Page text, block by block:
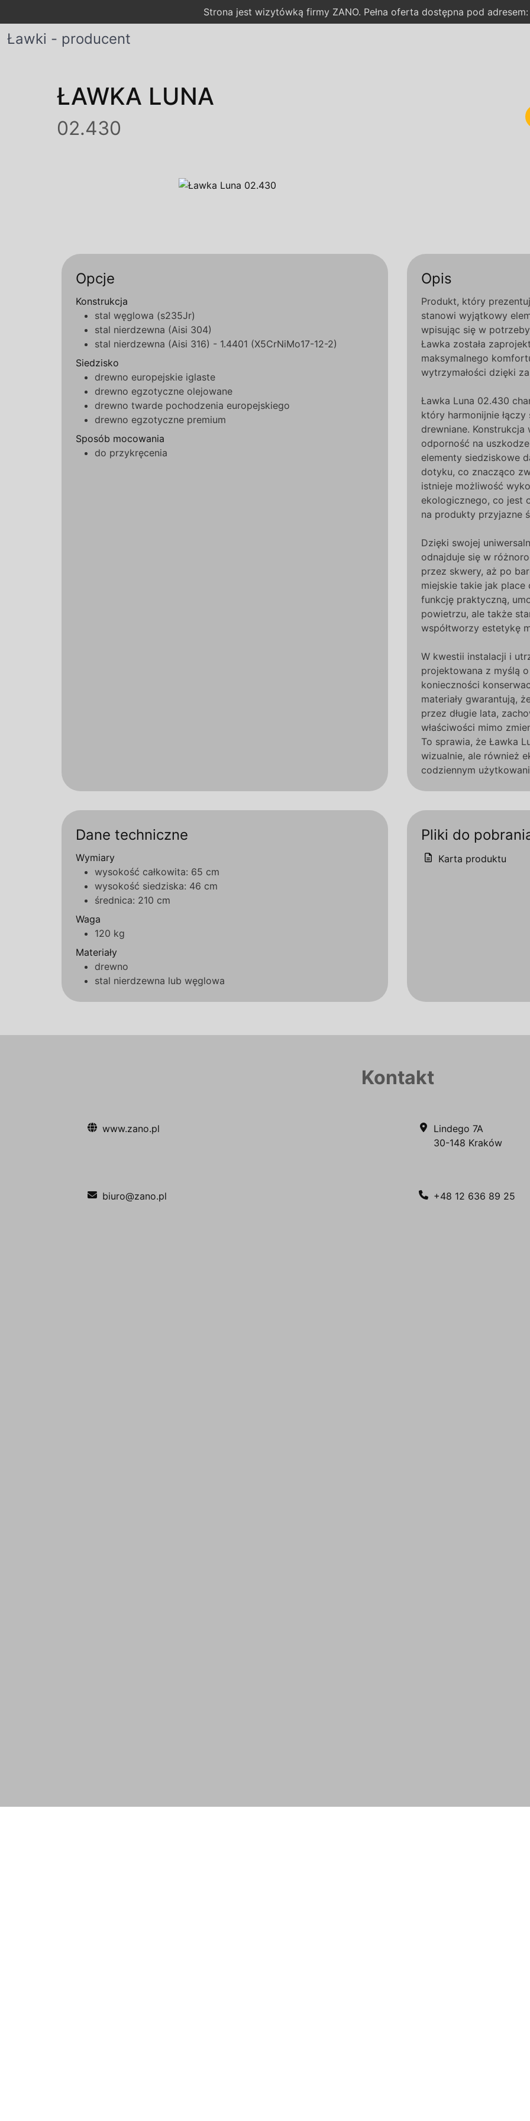
Strona jest wizytówką firmy ZANO. Pełna oferta dostępna pod
Ławki - producent
ŁAWKA LUNA
02.430
Opcje
Konstrukcja
stal węglowa (s235Jr)
stal nierdzewna (Aisi 304)
stal nierdzewna (Aisi 316) - 1.4401 (X5CrNiMo17-12-2)
Siedzisko
drewno europejskie iglaste
drewno egzotyczne olejowane
drewno twarde pochodzenia europejskiego
drewno egzotyczne premium
Sposób mocowania
do przykręcenia
Opis
Produkt, który
stanowi wyjątkowy
wpisując się w
Ławka została
maksymalnego
wytrzymałości dzięki
Ławka Luna 02.430
który harmonijnie
drewniane.
odporność na
elementy siedziskowe
dotyku, co znacząco
istnieje możliwość
ekologicznego, co jest
na produkty przyjazne
Dzięki swojej
odnajduje się w
przez skwery, aż po
miejskie takie jak place
funkcję praktyczną,
powietrzu, ale także
współtworzy estetykę
W kwestii instalacji i
projektowana z myślą
konieczności
materiały gwarantują,
przez długie lata,
właściwości mimo
To sprawia, że Ławka
wizualnie, ale również
codziennym
Dane techniczne
Wymiary
wysokość całkowita: 65 cm
wysokość siedziska: 46 cm
średnica: 210 cm
Waga
120 kg
Materiały
drewno
stal nierdzewna lub węglowa
Pliki do
Karta produktu
Kontakt
www.zano.pl
Lindego 7A
30-148 Kraków
biuro@zano.pl +48 12 636 89 25